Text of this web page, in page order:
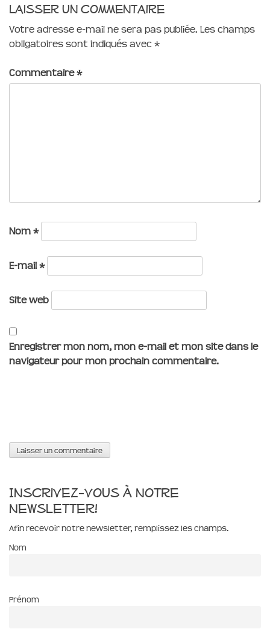
Laisser un commentaire
Votre adresse e-mail ne sera pas publiée. Les champs
obligatoires sont indiqués avec *
Commentaire*
Nom *
E-mail *
Site web
Enregistrer mon nom, mon e-mail et mon site dans le
navigateur pour mon prochain commentaire.
Inscrivez-vous à notre
newsletter!
Afin recevoir notre newsletter, remplissez les champs.
Nom
Prénom